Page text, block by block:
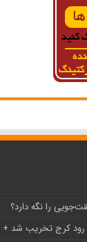
را نگه دارد؟
کرج تخریب شد +